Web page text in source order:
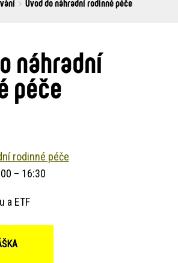
Úvod do náhradní rodinné péče
náhradní
péče
rodinné péče
– 16:30
a ETF